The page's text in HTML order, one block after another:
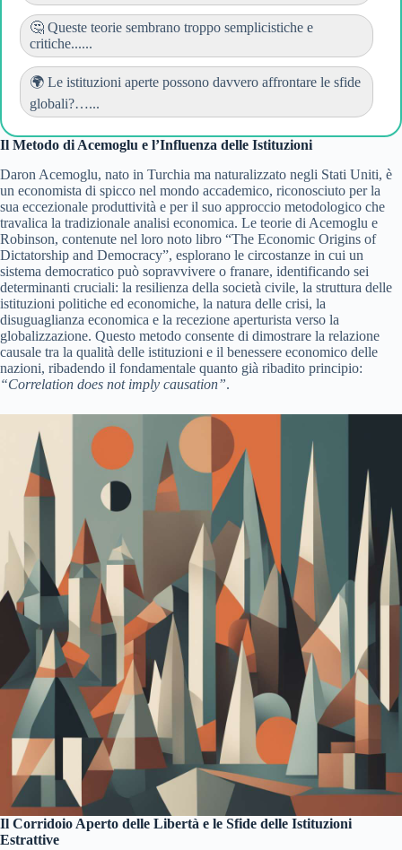
🤔 Queste teorie sembrano troppo semplicistiche e
critiche......
🌍 Le istituzioni aperte possono davvero affrontare le sfide
globali?…...
Il Metodo di Acemoglu e l’Influenza delle Istituzioni
Daron Acemoglu, nato in Turchia ma naturalizzato negli Stati Uniti, è
un economista di spicco nel mondo accademico, riconosciuto per la
sua eccezionale produttività e per il suo approccio metodologico che
travalica la tradizionale analisi economica. Le teorie di Acemoglu e
Robinson, contenute nel loro noto libro “The Economic Origins of
Dictatorship and Democracy”, esplorano le circostanze in cui un
sistema democratico può sopravvivere o franare, identificando sei
determinanti cruciali: la resilienza della società civile, la struttura delle
istituzioni politiche ed economiche, la natura delle crisi, la
disuguaglianza economica e la recezione aperturista verso la
globalizzazione. Questo metodo consente di dimostrare la relazione
causale tra la qualità delle istituzioni e il benessere economico delle
nazioni, ribadendo il fondamentale quanto già ribadito principio:
“Correlation does not imply causation”.
Il Corridoio Aperto delle Libertà e le Sfide delle Istituzioni
Estrattive